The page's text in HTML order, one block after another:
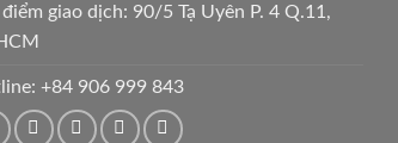
giao dịch: 90/5 Tạ Uyên P. 4 Q.11,
+84 906 999 843